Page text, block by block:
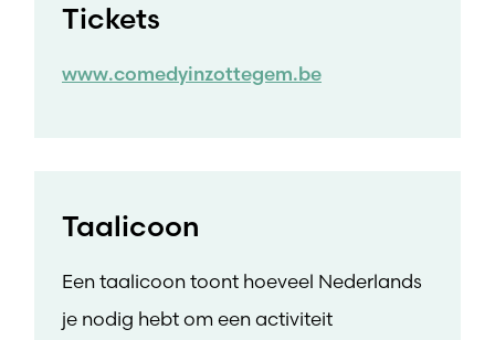
Tickets
www.comedyinzottegem.be
Taalicoon
Een taalicoon toont hoeveel Nederlands
je nodig hebt om een activiteit